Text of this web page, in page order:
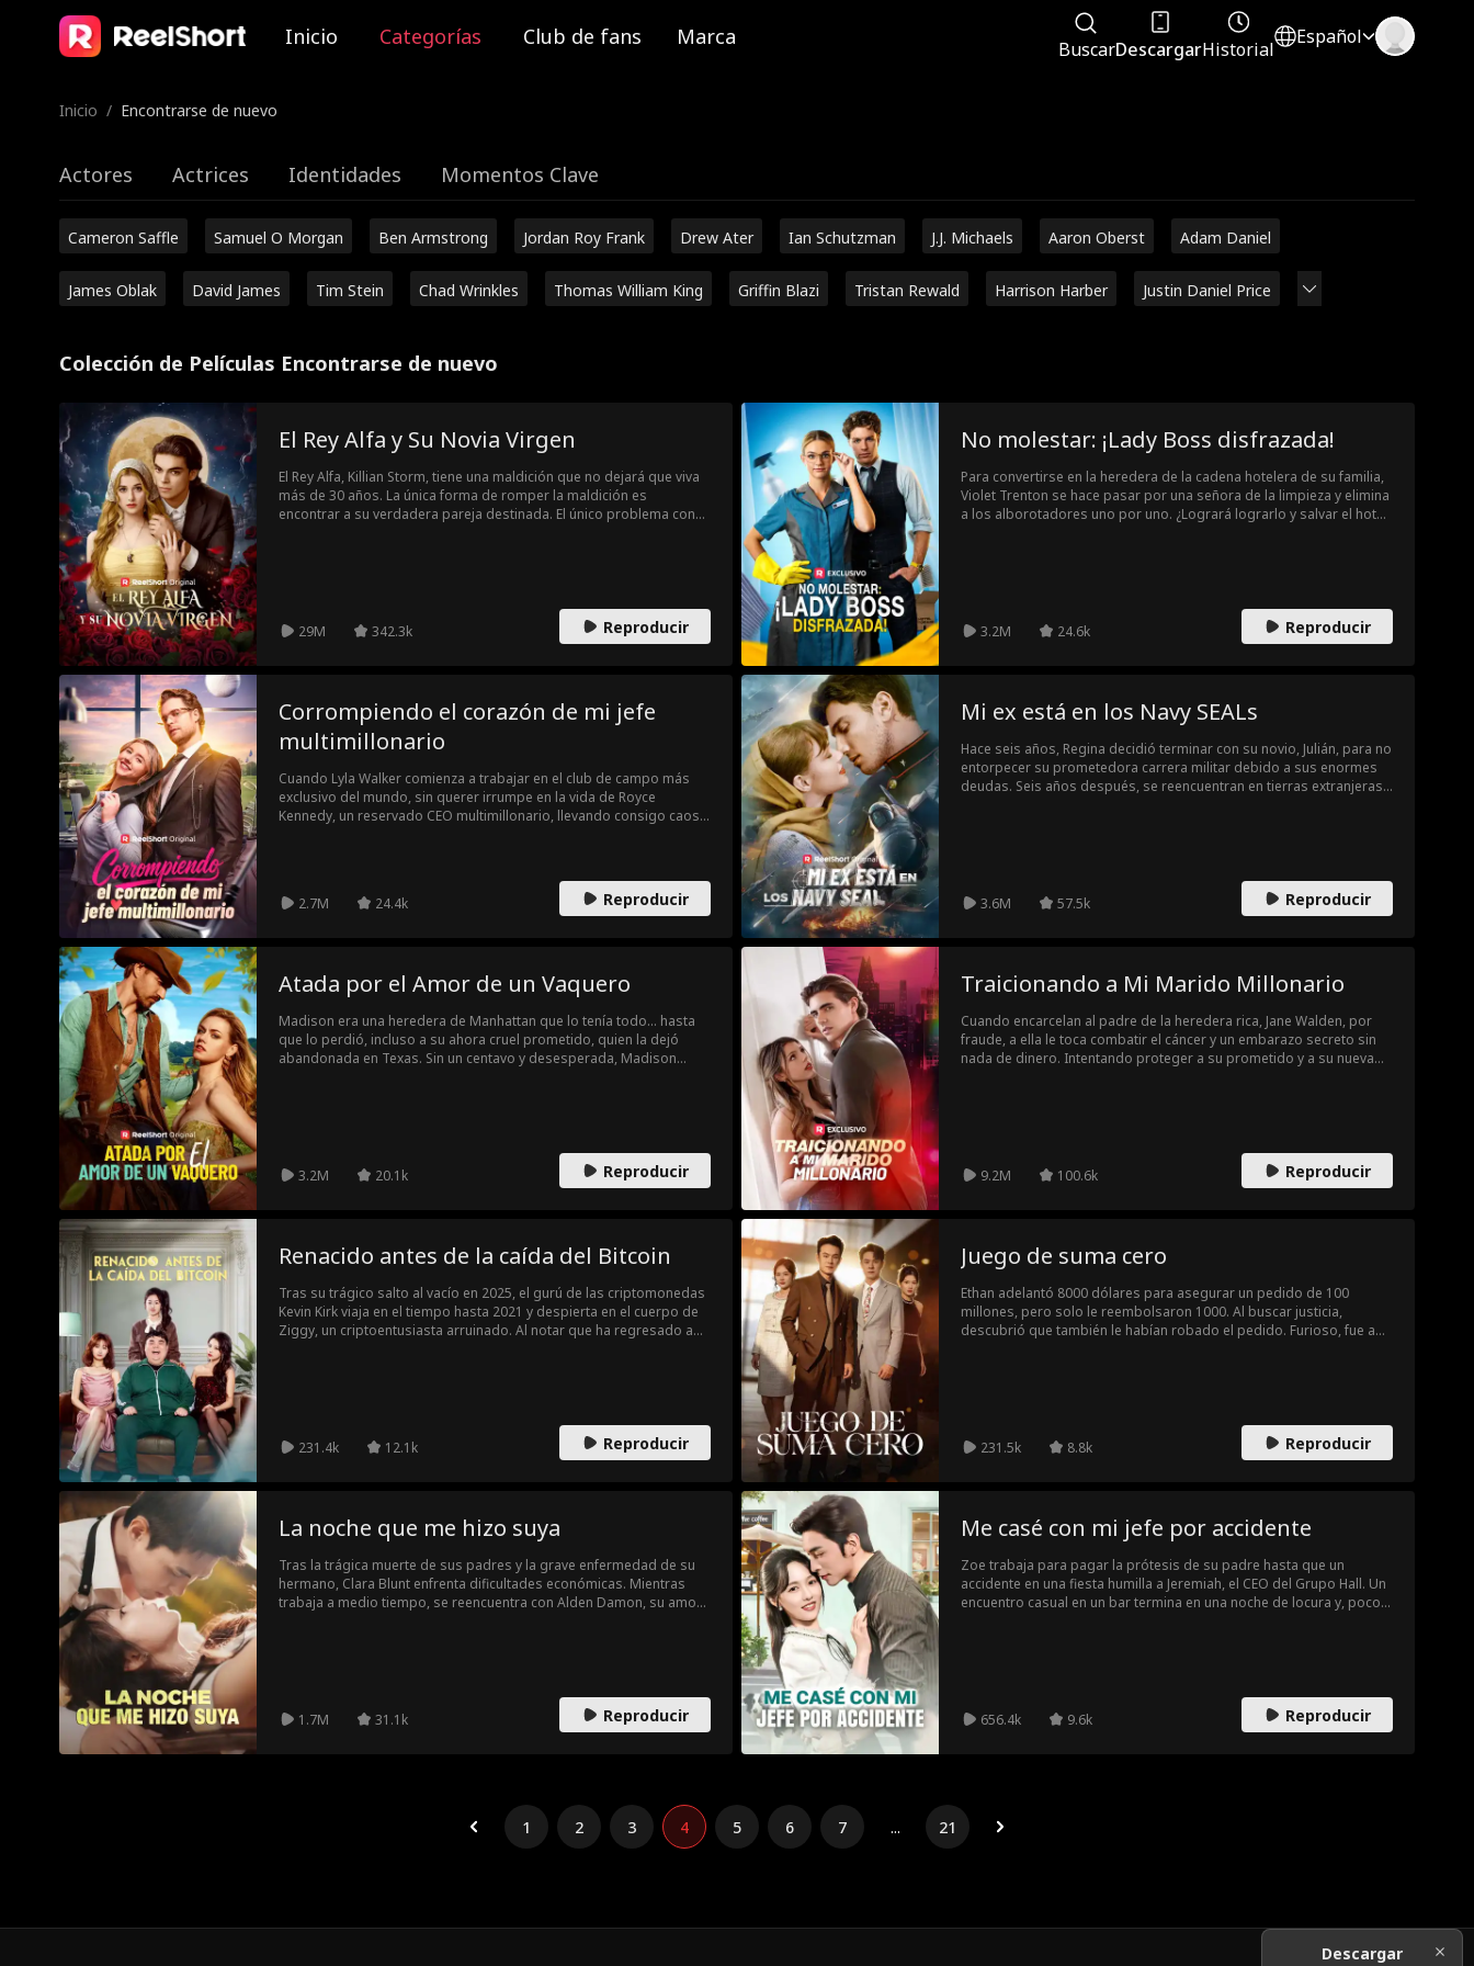
Inicio Categorías Club de fans Marca BuscarDescargarHistorial
Español
Inicio / Encontrarse de nuevo
Actores Actrices Identidades Momentos Clave
Cameron Saffle Samuel O Morgan Ben Armstrong Jordan Roy Frank Drew Ater Ian Schutzman J.J. Michaels Aaron Oberst Adam Daniel
James Oblak David James Tim Stein Chad Wrinkles Thomas William King Griffin Blazi Tristan Rewald Harrison Harber Justin Daniel Price
Colección de Películas Encontrarse de nuevo
El Rey Alfa y Su Novia Virgen
El Rey Alfa, Killian Storm, tiene una maldición que no dejará que viva
más de 30 años. La única forma de romper la maldición es
encontrar a su verdadera pareja destinada. El único problema con
29M 342.3k Reproducir
No molestar: ¡Lady Boss disfrazada!
Para convertirse en la heredera de la cadena hotelera de su familia,
Violet Trenton se hace pasar por una señora de la limpieza y elimina
a los alborotadores uno por uno. ¿Logrará lograrlo y salvar el hotel?
3.2M 24.6k Reproducir
Corrompiendo el corazón de mi jefe
multimillonario
Cuando Lyla Walker comienza a trabajar en el club de campo más
exclusivo del mundo, sin querer irrumpe en la vida de Royce
Kennedy, un reservado CEO multimillonario, llevando consigo caos y
2.7M 24.4k Reproducir
Mi ex está en los Navy SEALs
Hace seis años, Regina decidió terminar con su novio, Julián, para no
entorpecer su prometedora carrera militar debido a sus enormes
deudas. Seis años después, se reencuentran en tierras extranjeras:
3.6M
57.5k Reproducir
Atada por el Amor de un Vaquero
Madison era una heredera de Manhattan que lo tenía todo… hasta
que lo perdió, incluso a su ahora cruel prometido, quien la dejó
abandonada en Texas. Sin un centavo y desesperada, Madison
3.2M
20.1k Reproducir
Traicionando a Mi Marido Millonario
Cuando encarcelan al padre de la heredera rica, Jane Walden, por
fraude, a ella le toca combatir el cáncer y un embarazo secreto sin
nada de dinero. Intentando proteger a su prometido y a su nueva
9.2M 100.6k Reproducir
Renacido antes de la caída del Bitcoin
Tras su trágico salto al vacío en 2025, el gurú de las criptomonedas
Kevin Kirk viaja en el tiempo hasta 2021 y despierta en el cuerpo de
Ziggy, un criptoentusiasta arruinado. Al notar que ha regresado a
231.4k 12.1k Reproducir
Juego de suma cero
Ethan adelantó 8000 dólares para asegurar un pedido de 100
millones, pero solo le reembolsaron 1000. Al buscar justicia,
descubrió que también le habían robado el pedido. Furioso, fue a
231.5k 8.8k Reproducir
La noche que me hizo suya
Tras la trágica muerte de sus padres y la grave enfermedad de su
hermano, Clara Blunt enfrenta dificultades económicas. Mientras
trabaja a medio tiempo, se reencuentra con Alden Damon, su amor
1.7M 31.1k Reproducir
Me casé con mi jefe por accidente
Zoe trabaja para pagar la prótesis de su padre hasta que un
accidente en una fiesta humilla a Jeremiah, el CEO del Grupo Hall. Un
encuentro casual en un bar termina en una noche de locura y, poco
656.4k
9.6k Reproducir
1 2 3 4 5 6 7 ... 21
Descargar